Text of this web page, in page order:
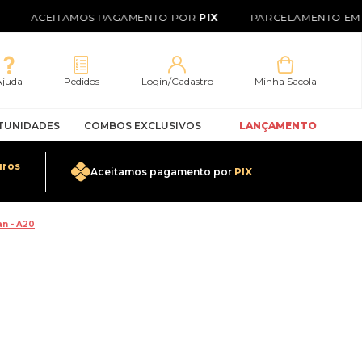
ACEITAMOS PAGAMENTO PORPIX PARCELAMENTO EM
Pedidos Login/Cadastro Minha Sacola
COMBOS EXCLUSIVOS LANÇAMENTO
Aceitamos pagamento porPIX
- A20